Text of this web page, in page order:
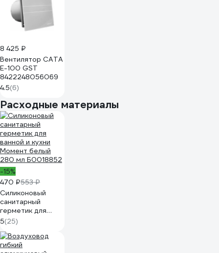
8 425 ₽
Вентилятор CATA
E-100 GST
8422248056069
4.5(6)
Расходные материалы
-15%
470 ₽553 ₽
Силиконовый
санитарный
герметик для
ванной и кухни
Момент белый
280 мл Б0018852
5(25)